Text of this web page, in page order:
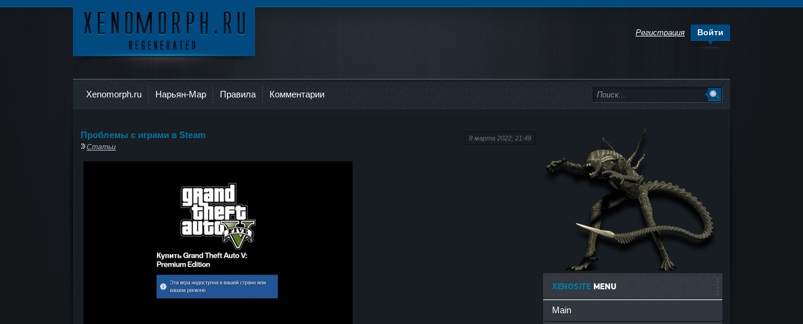
Регистрация Войти
Xenomorph.ru Нарьян-Мар Правила Комментарии
8 марта 2022; 21:49
Проблемы с играми в Steam
Статьи
XENOSITEMENU
Main